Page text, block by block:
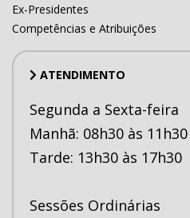
Ex-Presidentes
Competências e Atribuições
ATENDIMENTO
Segunda a Sexta-feira
Manhã: 08h30 às 11h30
Tarde: 13h30 às 17h30
Sessões Ordinárias